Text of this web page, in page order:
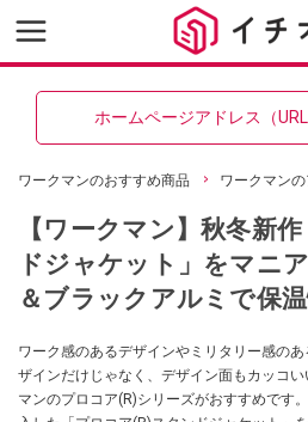
ホームページアドレス（
ワークマンのおすすめ商品 ワークマン
【ワークマン】秋冬新
ドジャケット」をマニ
＆ブラックアルミで保
ワーク感のあるデザインやミリタリー感の
ザインだけじゃなく、デザイン面もカッコ
マンのプロコア(R)シリーズがおすすめです